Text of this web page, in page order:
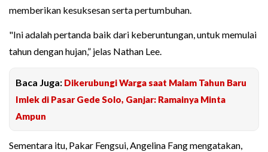
memberikan kesuksesan serta pertumbuhan.
"Ini adalah pertanda baik dari keberuntungan, untuk memulai
tahun dengan hujan,” jelas Nathan Lee.
Baca Juga: Dikerubungi Warga saat Malam Tahun Baru
Imlek di Pasar Gede Solo, Ganjar: Ramainya Minta
Ampun
Sementara itu, Pakar Fengsui, Angelina Fang mengatakan,